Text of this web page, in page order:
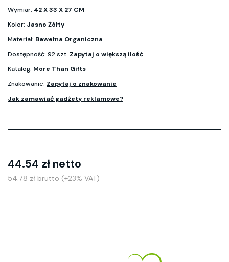
Wymiar: 42 X 33 X 27 CM
Kolor: Jasno Żółty
Materiał: Bawełna Organiczna
Dostępność: 92 szt. Zapytaj o większą ilość
Katalog: More Than Gifts
Znakowanie: Zapytaj o znakowanie
Jak zamawiać gadżety reklamowe?
44.54 zł netto
54.78 zł brutto (+23% VAT)